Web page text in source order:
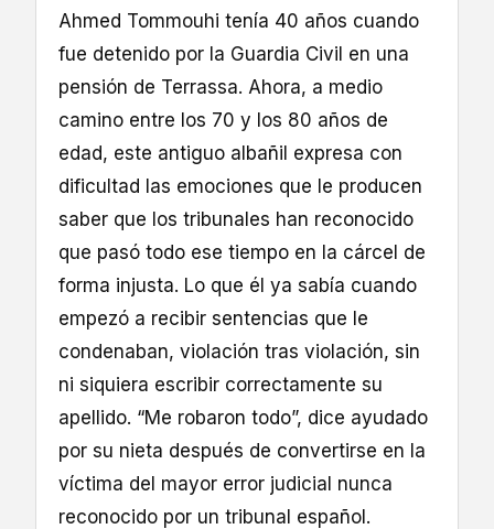
Ahmed Tommouhi tenía 40 años cuando
fue detenido por la Guardia Civil en una
pensión de Terrassa. Ahora, a medio
camino entre los 70 y los 80 años de
edad, este antiguo albañil expresa con
dificultad las emociones que le producen
saber que los tribunales han reconocido
que pasó todo ese tiempo en la cárcel de
forma injusta. Lo que él ya sabía cuando
empezó a recibir sentencias que le
condenaban, violación tras violación, sin
ni siquiera escribir correctamente su
apellido. “Me robaron todo”, dice ayudado
por su nieta después de convertirse en la
víctima del mayor error judicial nunca
reconocido por un tribunal español.